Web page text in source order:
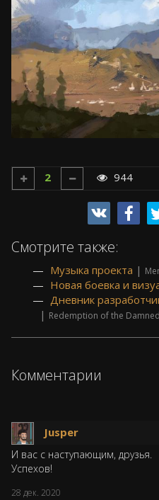
2 944
Смотрите также:
Музыка проекта |
Новая боевка и
Дневник
| Redemption of the Damned
Комментарии
Jusper
И вас с наступающим, друзья.
Успехов!
28 дек. 2020